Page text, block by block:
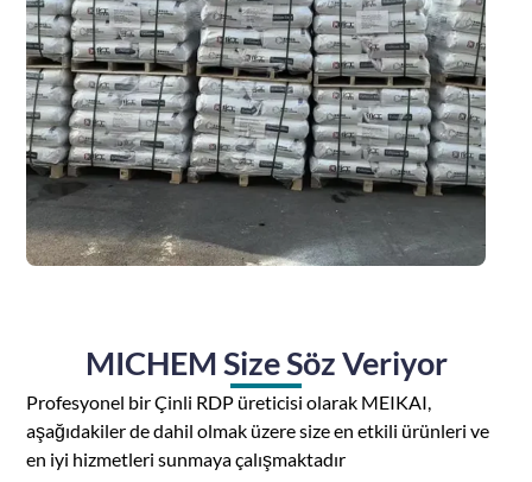
MICHEM Size Söz Veriyor
Profesyonel bir Çinli RDP üreticisi olarak MEIKAI,
aşağıdakiler de dahil olmak üzere size en etkili ürünleri ve
en iyi hizmetleri sunmaya çalışmaktadır